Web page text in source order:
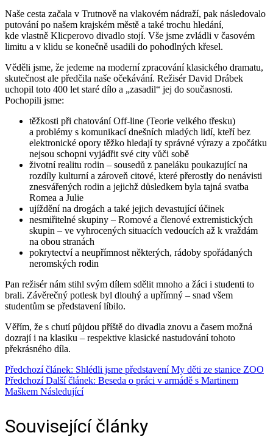
Naše cesta začala v Trutnově na vlakovém nádraží, pak následovalo
putování po našem krajském městě a také trochu hledání,
kde vlastně Klicperovo divadlo stojí. Vše jsme zvládli v časovém
limitu a v klidu se konečně usadili do pohodlných křesel.
Věděli jsme, že jedeme na moderní zpracování klasického dramatu,
skutečnost ale předčila naše očekávání. Režisér David Drábek
uchopil toto 400 let staré dílo a „zasadil“ jej do současnosti.
Pochopili jsme:
těžkosti při chatování Off-line (Teorie velkého třesku)
a problémy s komunikací dnešních mladých lidí, kteří bez
elektronické opory těžko hledají ty správné výrazy a zpočátku
nejsou schopni vyjádřit své city vůči sobě
životní realitu rodin – sousedů z paneláku poukazující na
rozdíly kulturní a zároveň citové, které přerostly do nenávisti
znesvářených rodin a jejichž důsledkem byla tajná svatba
Romea a Julie
ujíždění na drogách a také jejich devastující účinek
nesmiřitelné skupiny – Romové a členové extremistických
skupin – ve vyhrocených situacích vedoucích až k vraždám
na obou stranách
pokrytectví a neupřímnost některých, rádoby spořádaných
neromských rodin
Pan režisér nám stihl svým dílem sdělit mnoho a žáci i studenti to
brali. Závěrečný potlesk byl dlouhý a upřímný – snad všem
studentům se představení líbilo.
Věřím, že s chutí půjdou příště do divadla znovu a časem možná
dozrají i na klasiku – respektive klasické nastudování tohoto
překrásného díla.
Předchozí článek: Shlédli jsme představení My děti ze stanice ZOO
Předchozí Další článek: Beseda o práci v armádě s Martinem
Maškem Následující
Související články